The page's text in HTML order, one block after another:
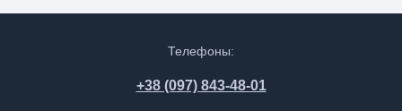
Телефоны:
+38 (097) 843-48-01